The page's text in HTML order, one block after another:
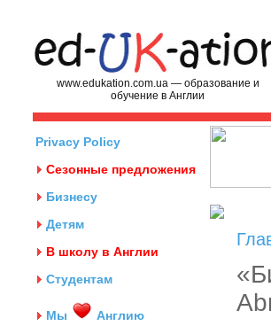
www.edukation.com.ua — образование и
обучение в Англии
Privacy Policy
Сезонные предложения
Бизнесу
Детям
В школу в Англии
Студентам
Мы
Англию